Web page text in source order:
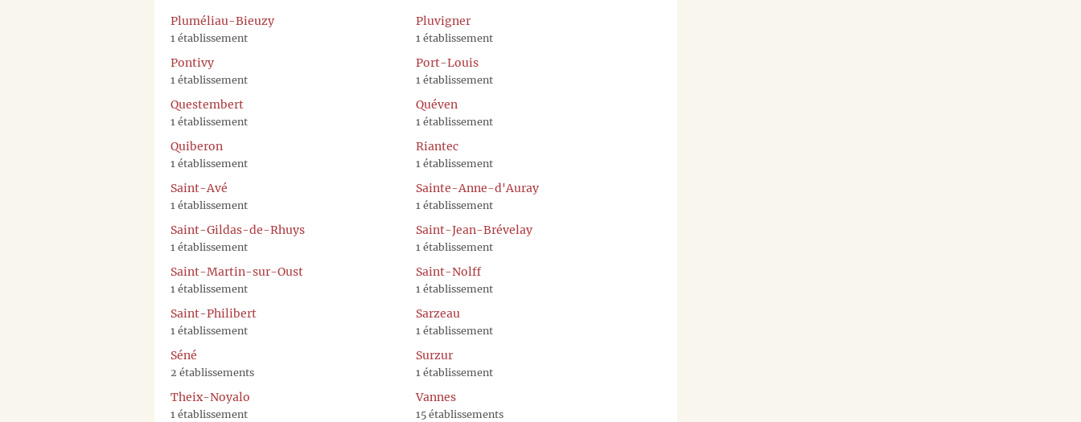
Pluméliau-Bieuzy
1 établissement
Pluvigner
1 établissement
Pontivy
1 établissement
Port-Louis
1 établissement
Questembert
1 établissement
Quéven
1 établissement
Quiberon
1 établissement
Riantec
1 établissement
Saint-Avé
1 établissement
Sainte-Anne-d'Auray
1 établissement
Saint-Gildas-de-Rhuys
1 établissement
Saint-Jean-Brévelay
1 établissement
Saint-Martin-sur-Oust
1 établissement
Saint-Nolff
1 établissement
Saint-Philibert
1 établissement
Sarzeau
1 établissement
Séné
2 établissements
Surzur
1 établissement
Theix-Noyalo
1 établissement
Vannes
15 établissements